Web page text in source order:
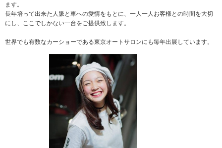
ます。
長年培って出来た人脈と車への愛情をもとに、一人一人お客様との時間を大切
にし、ここでしかない一台をご提供致します。
世界でも有数なカーショーである東京オートサロンにも毎年出展しています。